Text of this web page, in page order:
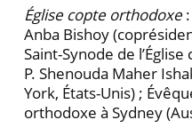
Église copte orthodoxe
Anba Bishoy
Saint-Synode de
P. Shenouda Maher
York, États-Unis) ;
orthodoxe à Sydney